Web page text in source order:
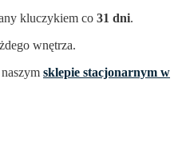
kluczykiem co 31 dni.
wnętrza.
sklepie stacjonarnym w